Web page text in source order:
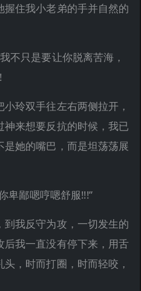
住我小老弟的手并自然的
不只是要让你脱离苦海，
玲双手往左右两侧拉开，
来想要反抗的时候，我已
她的嘴巴，而是坦荡荡展
卑鄙嗯哼嗯舒服!!!”
我反守为攻，一切发生的
我一直没有停下来，用舌
，时而打圈，时而轻咬，